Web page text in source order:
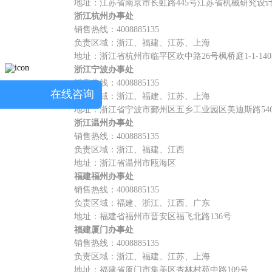
地址：江苏省南京市长虹路445号江苏省机械研究设
浙江杭州办事处
销售热线：4008885135
负责区域：浙江、福建、江苏、上海
地址：浙江省杭州市临平区欢中路26号枫桥庭1-1-
浙江宁波办事处
销售热线：4008885135
负责区域：浙江、福建、江苏、上海
地址：浙江省宁波市鄞州区五乡工业园区美迪斯路
浙江温州办事处
销售热线：4008885135
负责区域：浙江、福建、江西
地址：浙江省温州市瓯海区
福建福州办事处
销售热线：4008885135
负责区域：福建、浙江、江西、广东
地址：福建省福州市晋安区福飞北路136号
福建厦门办事处
销售热线：4008885135
负责区域：浙江、福建、江苏、上海
地址：福建省厦门市集美区杏林村苑中路109号
在线咨询